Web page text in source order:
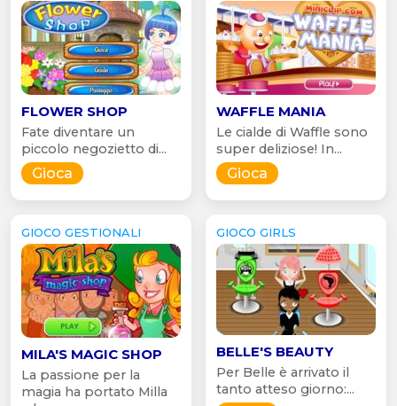
FLOWER SHOP
Fate diventare un
piccolo negozietto di...
Gioca
WAFFLE MANIA
Le cialde di Waffle sono
super deliziose! In...
Gioca
GIOCO GESTIONALI
MILA'S MAGIC SHOP
La passione per la
magia ha portato Milla
GIOCO GIRLS
BELLE'S BEAUTY
Per Belle è arrivato il
tanto atteso giorno:...